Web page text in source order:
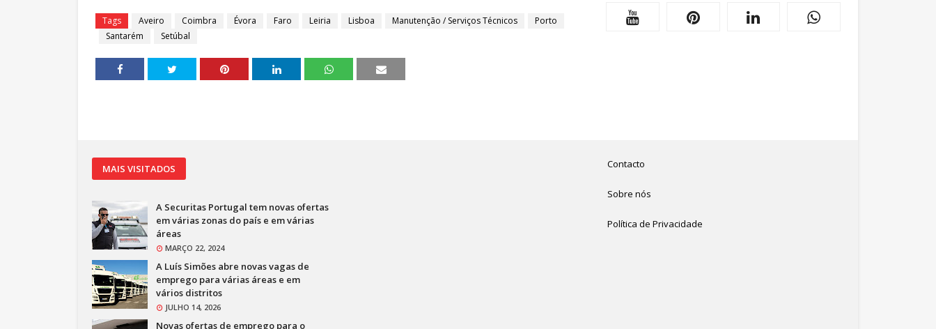
Tags Aveiro Coimbra Évora Faro Leiria Lisboa Manutenção / Serviços Técnicos
Porto
Santarém
Setúbal
MAIS VISITADOS
A Securitas Portugal tem novas ofertas
em várias zonas do país e em várias
áreas
MARÇO 22, 2024
A Luís Simões abre novas vagas de
emprego para várias áreas e em
vários distritos
JULHO 14, 2026
Novas ofertas de emprego para o
Contacto
Sobre nós
Política de Privacidade